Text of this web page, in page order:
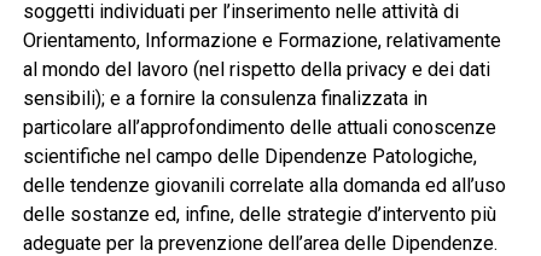
soggetti individuati per l’inserimento nelle attività di
Orientamento, Informazione e Formazione, relativamente
al mondo del lavoro (nel rispetto della privacy e dei dati
sensibili); e a fornire la consulenza finalizzata in
particolare all’approfondimento delle attuali conoscenze
scientifiche nel campo delle Dipendenze Patologiche,
delle tendenze giovanili correlate alla domanda ed all’uso
delle sostanze ed, infine, delle strategie d’intervento più
adeguate per la prevenzione dell’area delle Dipendenze.